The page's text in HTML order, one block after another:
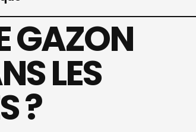
GAZON
LES
?